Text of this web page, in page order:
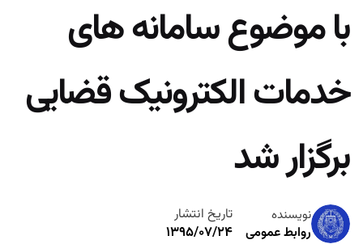
با موضوع سامانه های
خدمات الکترونیک قضایی
برگزار شد
نویسنده
روابط عمومی
تاریخ انتشار
۱۳۹۵/۰۷/۲۴